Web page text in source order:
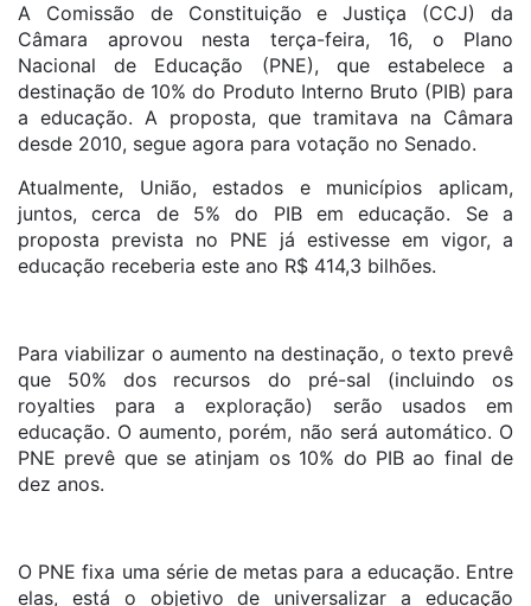
A Comissão de Constituição e Justiça (CCJ) da
Câmara aprovou nesta terça-feira, 16, o Plano
Nacional de Educação (PNE), que estabelece a
destinação de 10% do Produto Interno Bruto (PIB) para
a educação. A proposta, que tramitava na Câmara
desde 2010, segue agora para votação no Senado.
Atualmente, União, estados e municípios aplicam,
juntos, cerca de 5% do PIB em educação. Se a
proposta prevista no PNE já estivesse em vigor, a
educação receberia este ano R$ 414,3 bilhões.
Para viabilizar o aumento na destinação, o texto prevê
que 50% dos recursos do pré-sal (incluindo os
royalties para a exploração) serão usados em
educação. O aumento, porém, não será automático. O
PNE prevê que se atinjam os 10% do PIB ao final de
dez anos.
O PNE fixa uma série de metas para a educação. Entre
elas, está o objetivo de universalizar a educação